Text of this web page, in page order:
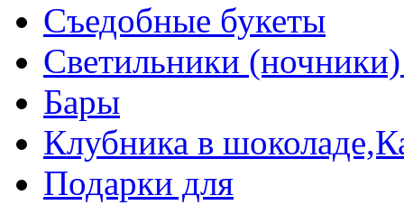
Съедобные букеты
Светильники
Бары
Клубника в
Подарки для